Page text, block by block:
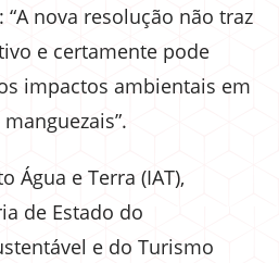
nova resolução não traz
e certamente pode
impactos ambientais em
Água e Terra (IAT),
de Estado do
e do Turismo